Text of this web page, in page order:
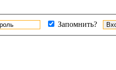
Запомнить?